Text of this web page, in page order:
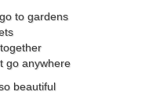
to gardens
go anywhere
beautiful